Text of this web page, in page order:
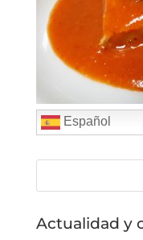
Español
Actualidad y